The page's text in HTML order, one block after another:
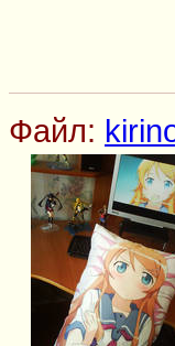
Файл: